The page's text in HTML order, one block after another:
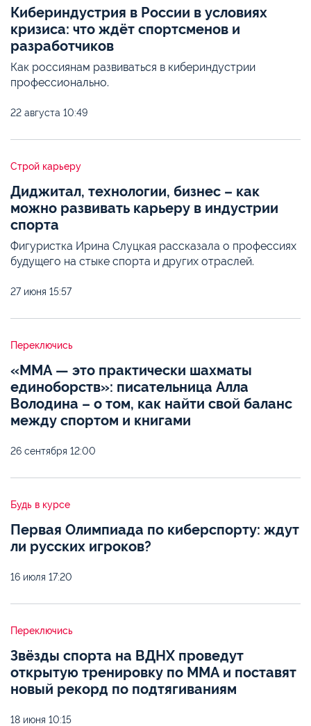
Кибериндустрия в России в условиях
кризиса: что ждёт спортсменов и
разработчиков
Как россиянам развиваться в кибериндустрии
профессионально.
22 августа 10:49
Строй карьеру
Диджитал, технологии, бизнес – как
можно развивать карьеру в индустрии
спорта
Фигуристка Ирина Слуцкая рассказала о профессиях
будущего на стыке спорта и других отраслей.
27 июня 15:57
Переключись
«ММА — это практически шахматы
единоборств»: писательница Алла
Володина – о том, как найти свой баланс
между спортом и книгами
26 сентября 12:00
Будь в курсе
Первая Олимпиада по киберспорту: ждут
ли русских игроков?
16 июля 17:20
Переключись
Звёзды спорта на ВДНХ проведут
открытую тренировку по ММА и поставят
новый рекорд по подтягиваниям
18 июня 10:15